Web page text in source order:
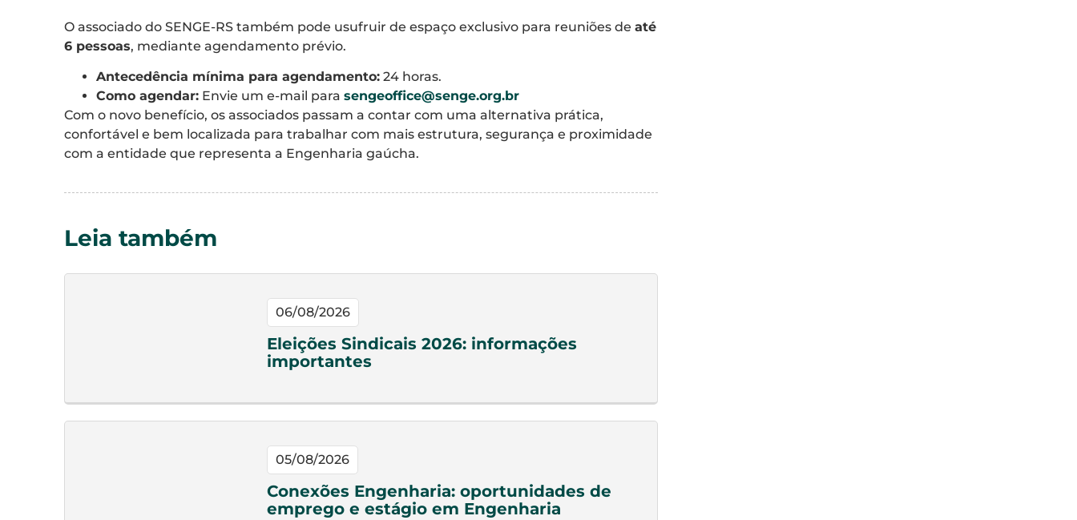
O associado do SENGE-RS também pode usufruir de espaço exclusivo para reuniões de até
6 pessoas, mediante agendamento prévio.
Antecedência mínima para agendamento: 24 horas.
Como agendar: Envie um e-mail para sengeoffice@senge.org.br
Com o novo benefício, os associados passam a contar com uma alternativa prática,
confortável e bem localizada para trabalhar com mais estrutura, segurança e proximidade
com a entidade que representa a Engenharia gaúcha.
Leia também
06/08/2026
Eleições Sindicais 2026: informações
importantes
05/08/2026
Conexões Engenharia: oportunidades de
emprego e estágio em Engenharia